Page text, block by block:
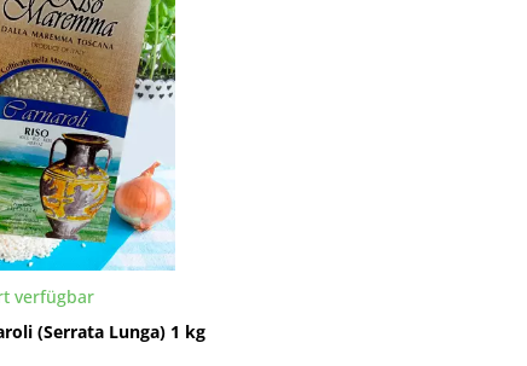
verfügbar
(Serrata Lunga) 1 kg